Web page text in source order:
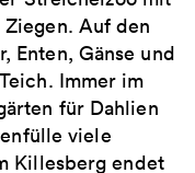
Auf den
Enten, Gänse und
Immer im
für Dahlien
viele
Killesberg endet